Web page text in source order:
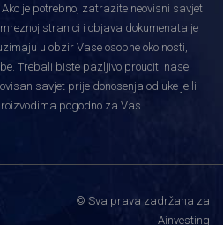
je potrebno, zatrazite neovisni savjet.
stranici i objava dokumenata je
u obzir Vase osobne okolnosti,
Trebali biste pazljivo prouciti nase
savjet prije donosenja odluke je li
pogodno za Vas.
© Sva prava zadržana za
Ainvesting